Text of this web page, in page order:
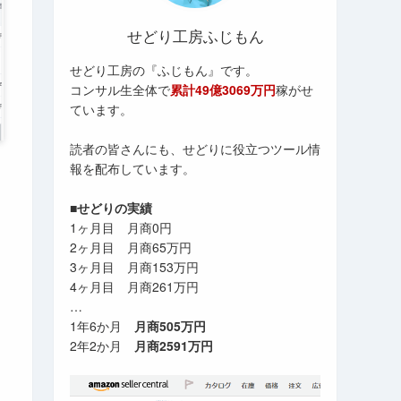
せどり工房ふじもん
せどり工房の『ふじもん』です。
コンサル生全体で累計49億3069万円稼がせ
ています。
読者の皆さんにも、せどりに役立つツール情
報を配布しています。
■せどりの実績
1ヶ月目 月商0円
2ヶ月目 月商65万円
3ヶ月目 月商153万円
4ヶ月目 月商261万円
…
1年6か月 月商505万円
2年2か月 月商2591万円